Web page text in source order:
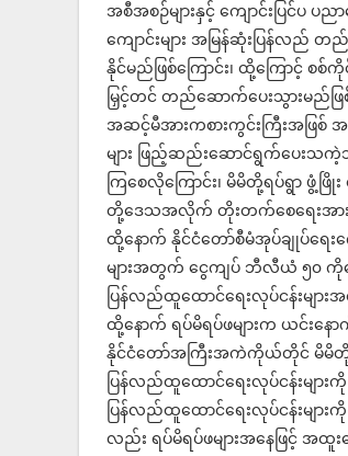
အစီအစဉ်များနှင့် ကျောင်းပြင်ပ
ကျောင်းများ အမြန်ဆုံးပြန်လည်
နိုင်မည်ဖြစ်ကြောင်း၊ ထို့ကြောင့်
မြှင့်တင် တည်ဆောက်ပေးသွားမည်ဖြ
အဆင့်မီအားကစားကွင်းကြီးအဖြ
များ ဖြည့်ဆည်းဆောင်ရွက်ပေးသ
ကြစေလိုကြောင်း၊ မိမိတို့ရပ်ရွာ ဖွံ့
တို့ဒေသအလိုက် တိုးတက်စေရေးအားလုံး
ထို့နောက် နိုင်ငံတော်စီမံအုပ်ချုပ်ရေး
များအတွက် ငွေကျပ် ဘီလီယံ ၅၀ ကိုပ
ပြန်လည်ထူထောင်ရေးလုပ်ငန်းမျ
ထို့နောက် ရပ်မိရပ်ဖများက ယင်းနေ
နိုင်ငံတော်အကြီးအကဲကိုယ်တိုင် မိမိတို့
ပြန်လည်ထူထောင်ရေးလုပ်ငန်းများ
ပြန်လည်ထူထောင်ရေးလုပ်ငန်းများ
လည်း ရပ်မိရပ်ဖများအနေဖြင့် အထူးက